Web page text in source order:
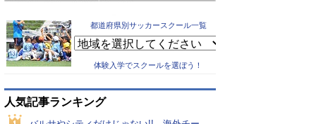
都道府県別サッカースクール一覧
体験入学でスクールを選ぼう！
人気記事ランキング